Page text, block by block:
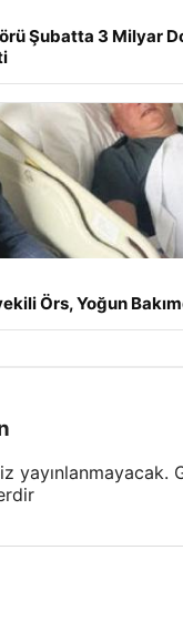
Şubatta 3 Milyar
Örs, Yoğun
yayınlanmayacak.